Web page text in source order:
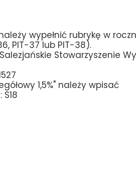
wypełnić rubrykę w
PIT-37 lub PIT-38).
Stowarzyszenie
1,5%" należy wpisać